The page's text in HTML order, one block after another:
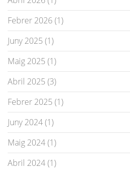
Febrer 2026 (1)
Juny 2025 (1)
Maig 2025 (1)
Abril 2025 (3)
Febrer 2025 (1)
Juny 2024 (1)
Maig 2024 (1)
Abril 2024 (1)